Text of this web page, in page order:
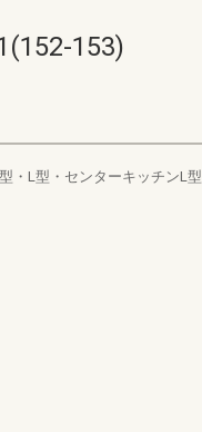
153)
・L型・センターキッチンL型